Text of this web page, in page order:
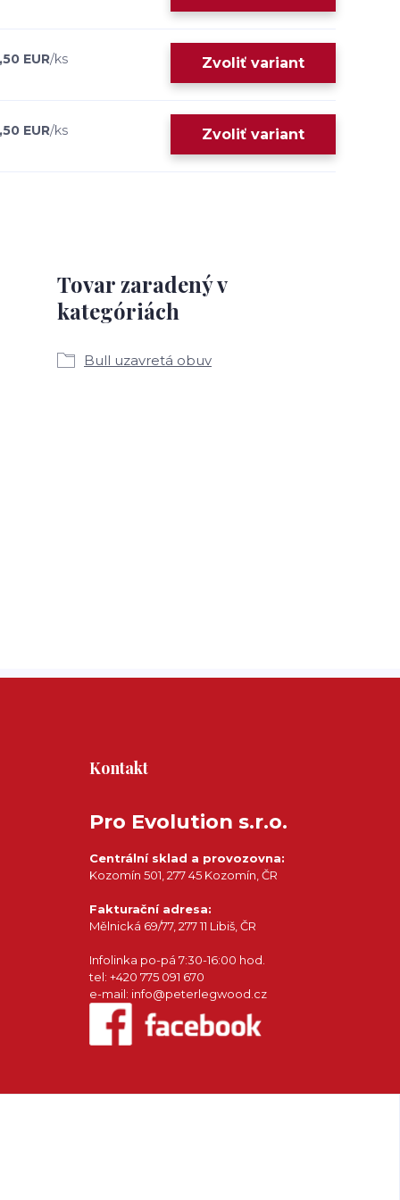
EUR/ks Zvoliť variant
EUR/ks Zvoliť variant
Tovar zaradený v
kategóriách
Bull uzavretá obuv
Kontakt
Pro Evolution s.r.o.
Centrální sklad a provozovna:
Kozomín 501, 277 45 Kozomín, ČR
Fakturační adresa:
Mělnická 69/77, 277 11 Libiš, ČR
Infolinka po-pá 7:30-16:00 hod.
tel: +420 775 091 670
e-mail: info@peterlegwood.cz